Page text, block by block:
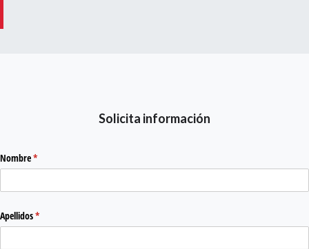
Solicita información
Nombre*
(required)
Apellidos*
(required)